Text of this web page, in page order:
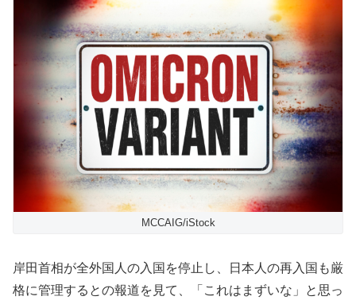
MCCAIG/iStock
岸田首相が全外国人の入国を停止し、日本人の再入国も厳
格に管理するとの報道を見て、「これはまずいな」と思っ